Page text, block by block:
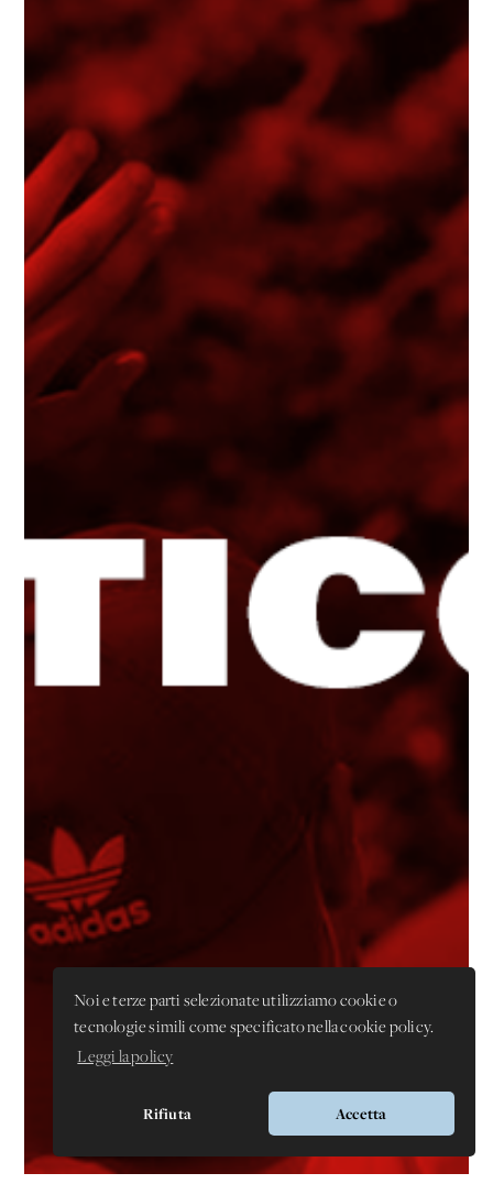
Noi e terze parti selezionate utilizziamo cookie o
tecnologie simili come specificato nella cookie policy.
Leggi la policy
Rifiuta Accetta